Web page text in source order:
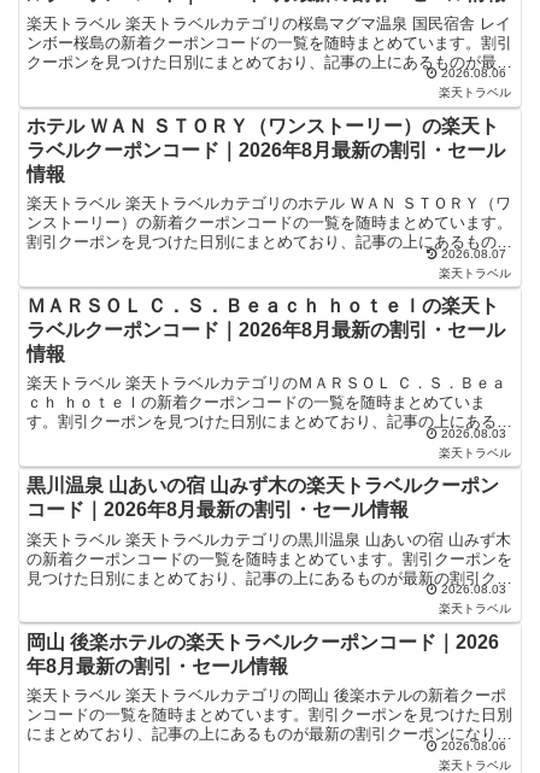
楽天トラベル 楽天トラベルカテゴリの桜島マグマ温泉 国民宿舎 レイ
ンボー桜島の新着クーポンコードの一覧を随時まとめています。割引
クーポンを見つけた日別にまとめており、記事の上にあるものが最新
の割引クーポンになります。ホテル・旅館宿泊の予約な... 2026.08.06
楽天トラベル
ホテル ＷＡＮ ＳＴＯＲＹ（ワンストーリー）の楽天ト
ラベルクーポンコード｜2026年8月最新の割引・セール
情報
楽天トラベル 楽天トラベルカテゴリのホテル ＷＡＮ ＳＴＯＲＹ（ワ
ンストーリー）の新着クーポンコードの一覧を随時まとめています。
割引クーポンを見つけた日別にまとめており、記事の上にあるものが
最新の割引クーポンになります。ホテル・旅館宿泊の予...
2026.08.07
楽天トラベル
ＭＡＲＳＯＬ Ｃ．Ｓ．Ｂｅａｃｈ ｈｏｔｅｌの楽天ト
ラベルクーポンコード｜2026年8月最新の割引・セール
情報
楽天トラベル 楽天トラベルカテゴリのＭＡＲＳＯＬ Ｃ．Ｓ．Ｂｅａ
ｃｈ ｈｏｔｅｌの新着クーポンコードの一覧を随時まとめていま
す。割引クーポンを見つけた日別にまとめており、記事の上にあるも
のが最新の割引クーポンになります。ホテル・旅館宿泊の予...2026.08.03
楽天トラベル
黒川温泉 山あいの宿 山みず木の楽天トラベルクーポン
コード｜2026年8月最新の割引・セール情報
楽天トラベル 楽天トラベルカテゴリの黒川温泉 山あいの宿 山みず木
の新着クーポンコードの一覧を随時まとめています。割引クーポンを
見つけた日別にまとめており、記事の上にあるものが最新の割引クー
ポンになります。ホテル・旅館宿泊の予約などで使える...
2026.08.03
楽天トラベル
岡山 後楽ホテルの楽天トラベルクーポンコード｜2026
年8月最新の割引・セール情報
楽天トラベル 楽天トラベルカテゴリの岡山 後楽ホテルの新着クーポ
ンコードの一覧を随時まとめています。割引クーポンを見つけた日別
にまとめており、記事の上にあるものが最新の割引クーポンになりま
す。ホテル・旅館宿泊の予約などで使えるクーポンやセー...2026.08.06
楽天トラベル